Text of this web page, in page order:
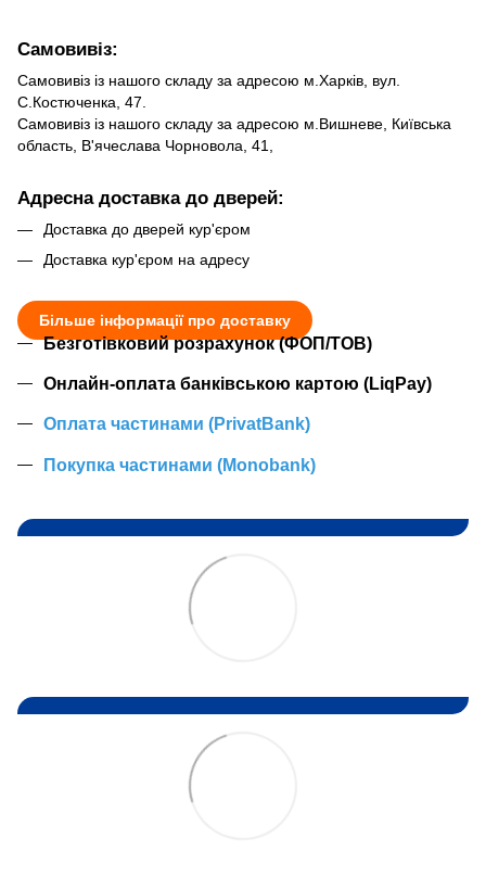
Самовивіз:
Самовивіз із нашого складу за адресою м.Харків, вул.
С.Костюченка, 47.
Самовивіз із нашого складу за адресою м.Вишневе, Київська
область, В'ячеслава Чорновола, 41,
Адресна доставка до дверей:
Доставка до дверей кур'єром
Доставка кур'єром на адресу
Більше інформації про доставку
Безготівковий розрахунок (ФОП/ТОВ)
Онлайн-оплата банківською картою (LiqPay)
Оплата частинами (PrivatBank)
Покупка частинами (Monobank)